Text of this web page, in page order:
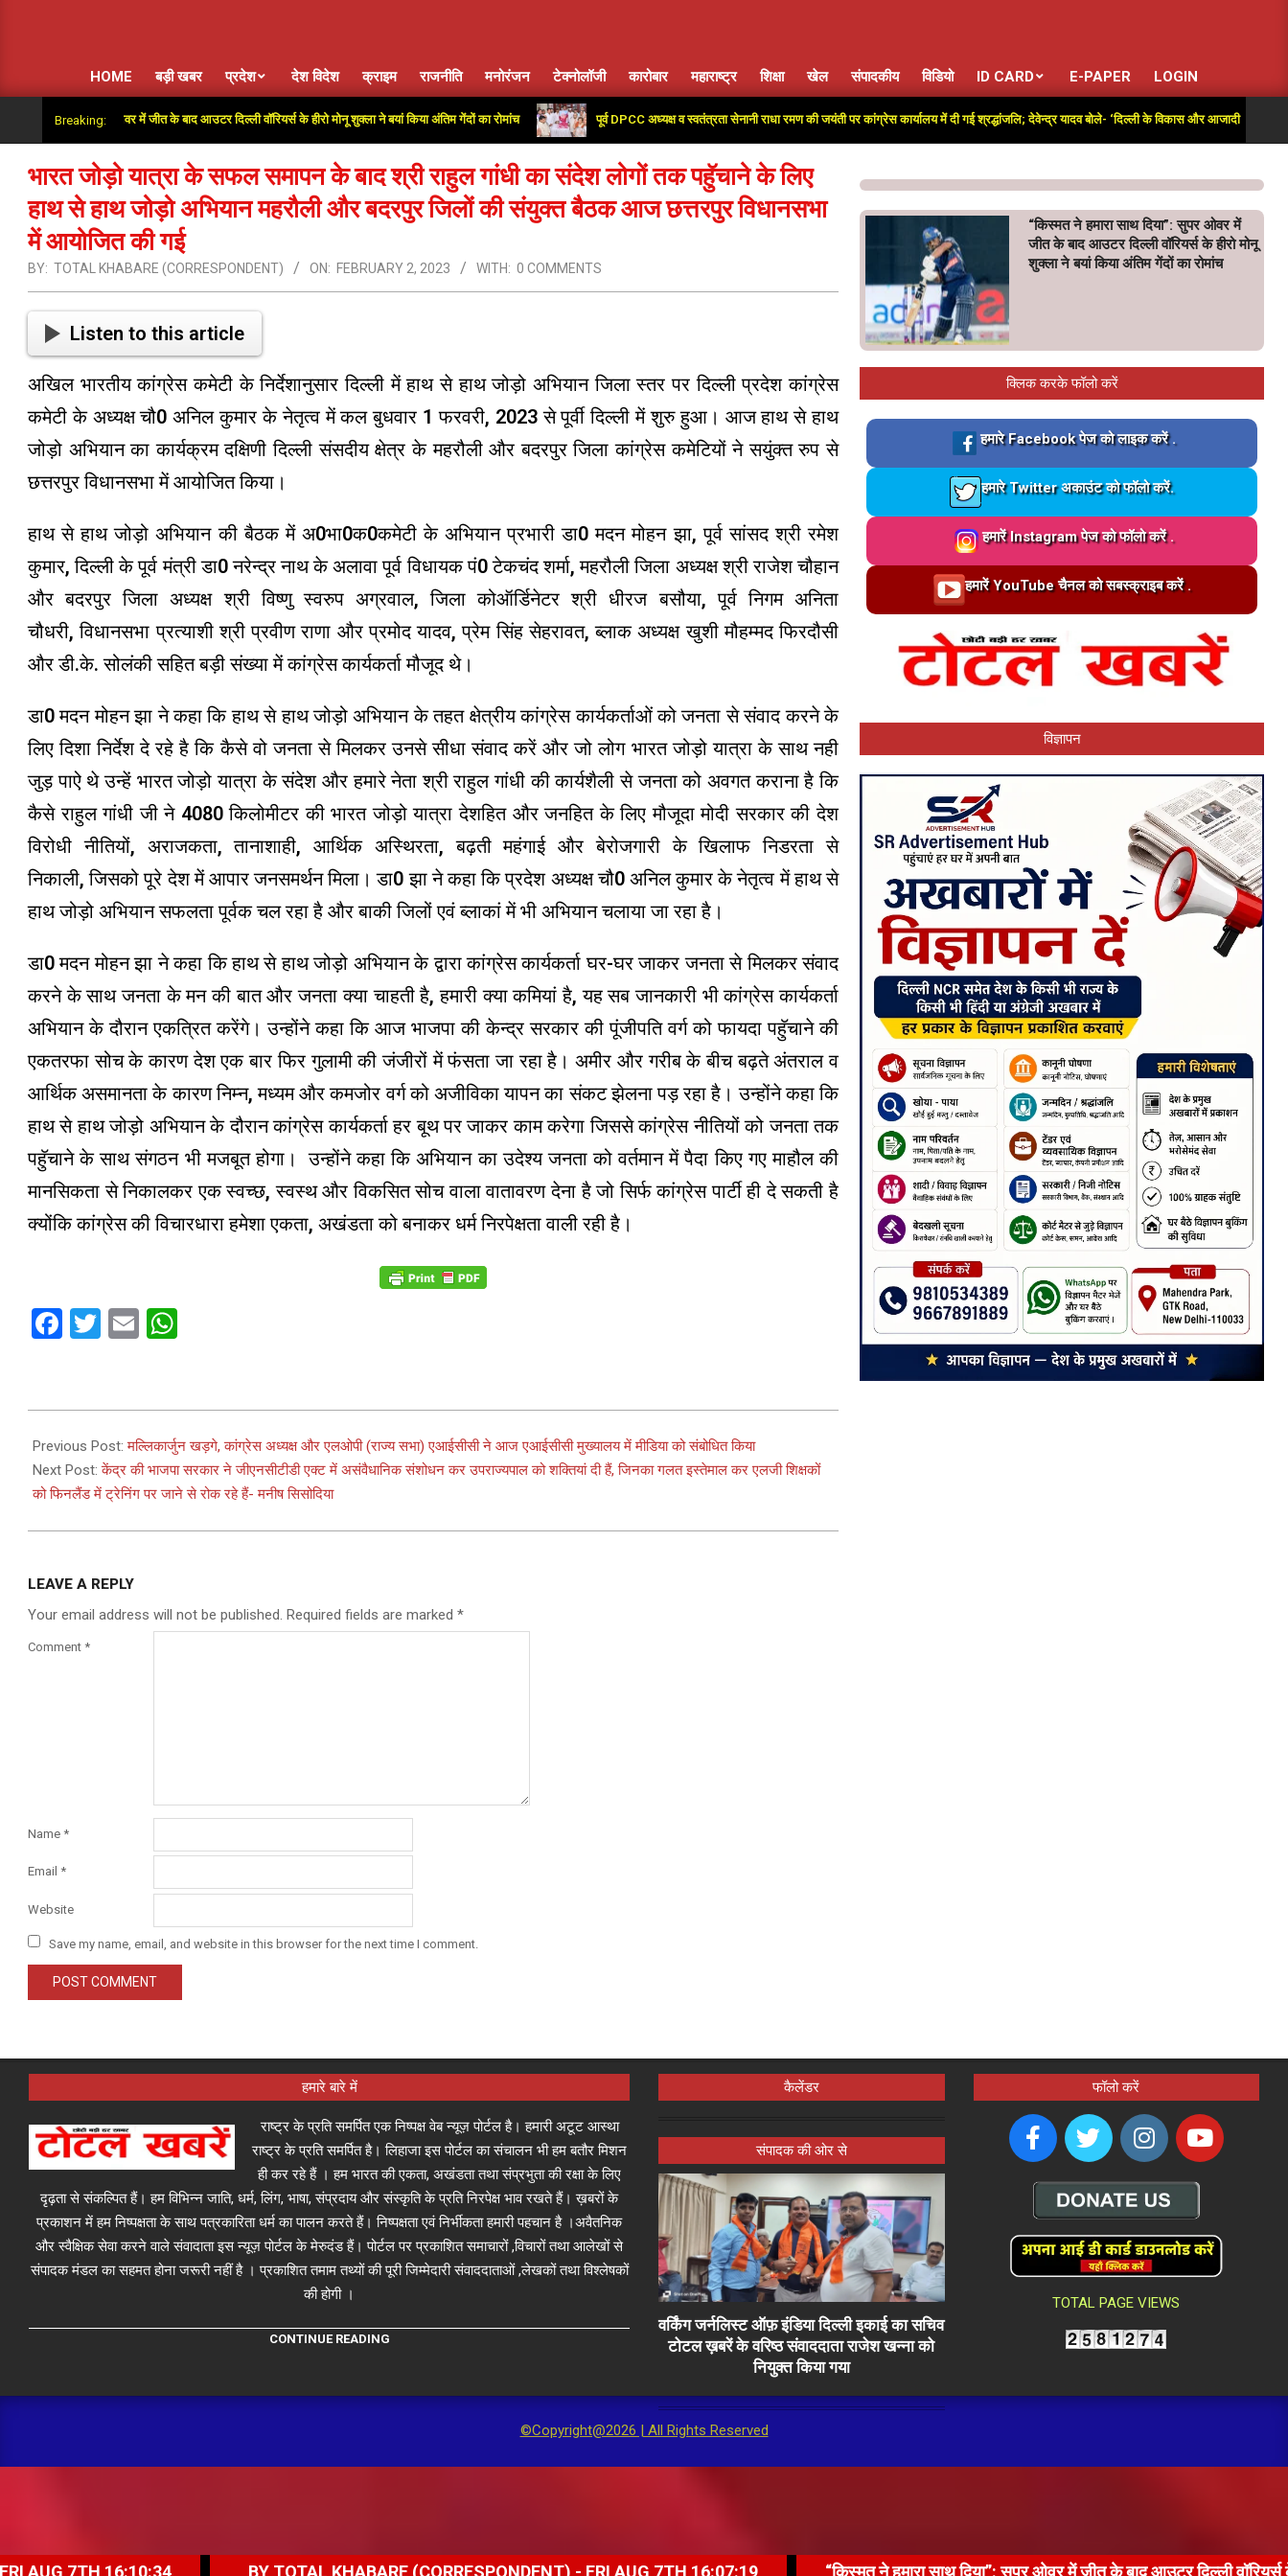
Primary
Navigation
HOME बड़ी खबर प्रदेश देश विदेश क्राइम राजनीति मनोरंजन टेक्नोलॉजी कारोबार महाराष्ट्र शिक्षा खेल संपादकीय विडियो ID CARD E-PAPER LOGIN
Breaking:
दिया”: सुपर ओवर में जीत के बाद आउटर दिल्ली वॉरियर्स के हीरो मोनू शुक्ला ने बयां किया अंतिम गेंदों का रोमांच पूर्व DPCC अध्यक्ष व स्वतंत्रता सेनानी राधा रमण की जयंती पर कांग्रेस कार्यालय में दी गई श्रद्धांजलि; देवेन्द्र यादव बोले- ‘दिल्ली के विकास और आजादी की लड़ाई में
भारत जोड़ो यात्रा के सफल समापन के बाद श्री राहुल गांधी का संदेश लोगों तक पहुॅचाने के लिए
हाथ से हाथ जोड़ो अभियान महरौली और बदरपुर जिलों की संयुक्त बैठक आज छत्तरपुर विधानसभा
में आयोजित की गई
BY: TOTAL KHABARE (CORRESPONDENT) ON: FEBRUARY 2, 2023 WITH: 0 COMMENTS
Listen to this article
अखिल भारतीय कांग्रेस कमेटी के निर्देशानुसार दिल्ली में हाथ से हाथ जोड़ो अभियान जिला स्तर पर दिल्ली प्रदेश कांग्रेस
कमेटी के अध्यक्ष चौ0 अनिल कुमार के नेतृत्व में कल बुधवार 1 फरवरी, 2023 से पूर्वी दिल्ली में शुरु हुआ। आज हाथ से हाथ
जोड़ो अभियान का कार्यक्रम दक्षिणी दिल्ली संसदीय क्षेत्र के महरौली और बदरपुर जिला कांग्रेस कमेटियों ने सयुंक्त रुप से
छत्तरपुर विधानसभा में आयोजित किया।
हाथ से हाथ जोड़ो अभियान की बैठक में अ0भा0क0कमेटी के अभियान प्रभारी डा0 मदन मोहन झा, पूर्व सांसद श्री रमेश
कुमार, दिल्ली के पूर्व मंत्री डा0 नरेन्द्र नाथ के अलावा पूर्व विधायक पं0 टेकचंद शर्मा, महरौली जिला अध्यक्ष श्री राजेश चौहान
और बदरपुर जिला अध्यक्ष श्री विष्णु स्वरुप अग्रवाल, जिला कोऑर्डिनेटर श्री धीरज बसौया, पूर्व निगम अनिता
चौधरी, विधानसभा प्रत्याशी श्री प्रवीण राणा और प्रमोद यादव, प्रेम सिंह सेहरावत, ब्लाक अध्यक्ष खुशी मौहम्मद फिरदौसी
और डी.के. सोलंकी सहित बड़ी संख्या में कांग्रेस कार्यकर्ता मौजूद थे।
डा0 मदन मोहन झा ने कहा कि हाथ से हाथ जोड़ो अभियान के तहत क्षेत्रीय कांग्रेस कार्यकर्ताओं को जनता से संवाद करने के
लिए दिशा निर्देश दे रहे है कि कैसे वो जनता से मिलकर उनसे सीधा संवाद करें और जो लोग भारत जोड़ो यात्रा के साथ नही
जुड़ पाऐ थे उन्हें भारत जोड़ो यात्रा के संदेश और हमारे नेता श्री राहुल गांधी की कार्यशैली से जनता को अवगत कराना है कि
कैसे राहुल गांधी जी ने 4080 किलोमीटर की भारत जोड़ो यात्रा देशहित और जनहित के लिए मौजूदा मोदी सरकार की देश
विरोधी नीतियों, अराजकता, तानाशाही, आर्थिक अस्थिरता, बढ़ती महंगाई और बेरोजगारी के खिलाफ निडरता से
निकाली, जिसको पूरे देश में आपार जनसमर्थन मिला। डा0 झा ने कहा कि प्रदेश अध्यक्ष चौ0 अनिल कुमार के नेतृत्व में हाथ से
हाथ जोड़ो अभियान सफलता पूर्वक चल रहा है और बाकी जिलों एवं ब्लाकां में भी अभियान चलाया जा रहा है।
डा0 मदन मोहन झा ने कहा कि हाथ से हाथ जोड़ो अभियान के द्वारा कांग्रेस कार्यकर्ता घर-घर जाकर जनता से मिलकर संवाद
करने के साथ जनता के मन की बात और जनता क्या चाहती है, हमारी क्या कमियां है, यह सब जानकारी भी कांग्रेस कार्यकर्ता
अभियान के दौरान एकत्रित करेंगे। उन्होंने कहा कि आज भाजपा की केन्द्र सरकार की पूंजीपति वर्ग को फायदा पहुॅचाने की
एकतरफा सोच के कारण देश एक बार फिर गुलामी की जंजीरों में फंसता जा रहा है। अमीर और गरीब के बीच बढ़ते अंतराल व
आर्थिक असमानता के कारण निम्न, मध्यम और कमजोर वर्ग को अजीविका यापन का संकट झेलना पड़ रहा है। उन्होंने कहा कि
हाथ से हाथ जोड़ो अभियान के दौरान कांग्रेस कार्यकर्ता हर बूथ पर जाकर काम करेगा जिससे कांग्रेस नीतियों को जनता तक
पहुॅचाने के साथ संगठन भी मजबूत होगा। उन्होंने कहा कि अभियान का उदेश्य जनता को वर्तमान में पैदा किए गए माहौल की
मानसिकता से निकालकर एक स्वच्छ, स्वस्थ और विकसित सोच वाला वातावरण देना है जो सिर्फ कांग्रेस पार्टी ही दे सकती है
क्योंकि कांग्रेस की विचारधारा हमेशा एकता, अखंडता को बनाकर धर्म निरपेक्षता वाली रही है।
Facebook
Twitter
Email
02-
02
Previous Post:मल्लिकार्जुन खड़गे, कांग्रेस अध्यक्ष और एलओपी (राज्य सभा) एआईसीसी ने आज एआईसीसी मुख्यालय में मीडिया को संबोधित किया
Next Post:केंद्र की भाजपा सरकार ने जीएनसीटीडी एक्ट में असंवैधानिक संशोधन कर उपराज्यपाल को शक्तियां दी हैं, जिनका गलत इस्तेमाल कर एलजी शिक्षकों
को फिनलैंड में ट्रेनिंग पर जाने से रोक रहे हैं- मनीष सिसोदिया
LEAVE A REPLY
Your email address will not be published. Required fields are marked *
Comment *
Name *
Email *
Website
Save my name, email, and website in this browser for the next time I comment.
“किस्मत ने हमारा साथ दिया”: सुपर ओवर में
जीत के बाद आउटर दिल्ली वॉरियर्स के हीरो मोनू
शुक्ला ने बयां किया अंतिम गेंदों का रोमांच
क्लिक करके फॉलो करें
Loading…
हमारे Facebook पेज को लाइक करें .
Loading…
हमारे Twitter अकाउंट को फॉलो करें.
Loading…
हमारें Instagram पेज को फॉलो करें .
Loading…हमारें YouTube चैनल को सबस्क्राइब करें .
विज्ञापन
हमारे बारे में
राष्ट्र के प्रति समर्पित एक निष्पक्ष वेब न्यूज़ पोर्टल है। हमारी अटूट आस्था
राष्ट्र के प्रति समर्पित है। लिहाजा इस पोर्टल का संचालन भी हम बतौर मिशन
ही कर रहे हैं । हम भारत की एकता, अखंडता तथा संप्रभुता की रक्षा के लिए
दृढ़ता से संकल्पित हैं। हम विभिन्न जाति, धर्म, लिंग, भाषा, संप्रदाय और संस्कृति के प्रति निरपेक्ष भाव रखते हैं। ख़बरों के
प्रकाशन में हम निष्पक्षता के साथ पत्रकारिता धर्म का पालन करते हैं। निष्पक्षता एवं निर्भीकता हमारी पहचान है ।अवैतनिक
और स्वैक्षिक सेवा करने वाले संवादाता इस न्यूज़ पोर्टल के मेरुदंड हैं। पोर्टल पर प्रकाशित समाचारों ,विचारों तथा आलेखों से
संपादक मंडल का सहमत होना जरूरी नहीं है । प्रकाशित तमाम तथ्यों की पूरी जिम्मेदारी संवाददाताओं ,लेखकों तथा विश्लेषकों
की होगी ।
CONTINUE READING
कैलेंडर
संपादक की ओर से
वर्किंग जर्नलिस्ट ऑफ़ इंडिया दिल्ली इकाई का सचिव
टोटल ख़बरें के वरिष्ठ संवाददाता राजेश खन्ना को
नियुक्त किया गया
फॉलो करें
TOTAL PAGE VIEWS
©Copyright@2026 | All Rights Reserved
16:10:34 BY TOTAL KHABARE (CORRESPONDENT) - FRI AUG 7TH 16:07:19 “किस्मत ने हमारा साथ दिया”: सुपर ओवर में जीत के बाद आउटर दिल्ली वॉरियर्स के हीरो मोनू